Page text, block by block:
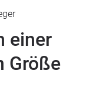
einer
Größe